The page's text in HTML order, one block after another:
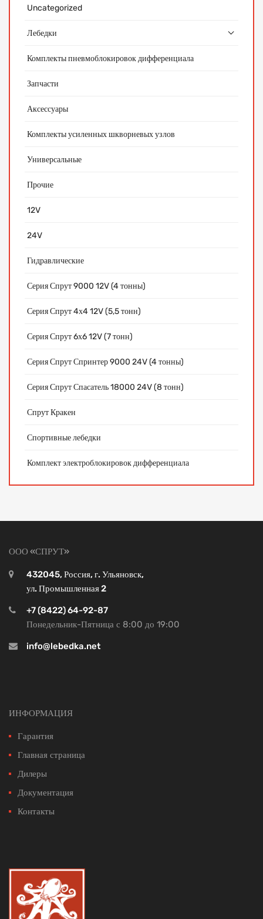
Uncategorized
Лебедки
Комплекты пневмоблокировок дифференциала
Запчасти
Аксессуары
Комплекты усиленных шкворневых узлов
Универсальные
Прочие
12V
24V
Гидравлические
Серия Спрут 9000 12V (4 тонны)
Серия Спрут 4х4 12V (5,5 тонн)
Серия Спрут 6х6 12V (7 тонн)
Серия Спрут Спринтер 9000 24V (4 тонны)
Серия Спрут Спасатель 18000 24V (8 тонн)
Спрут Кракен
Спортивные лебедки
Комплект электроблокировок дифференциала
ООО «СПРУТ»
432045, Россия, г. Ульяновск,
ул. Промышленная 2
+7 (8422) 64-92-87
Понедельник-Пятница с 8:00 до 19:00
info@lebedka.net
ИНФОРМАЦИЯ
Гарантия
Главная страница
Дилеры
Документация
Контакты